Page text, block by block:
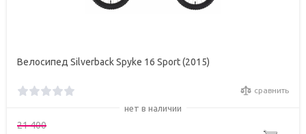
Велосипед Silverback Spyke 16 Sport (2015)
сравнить
нет в наличии
21 400